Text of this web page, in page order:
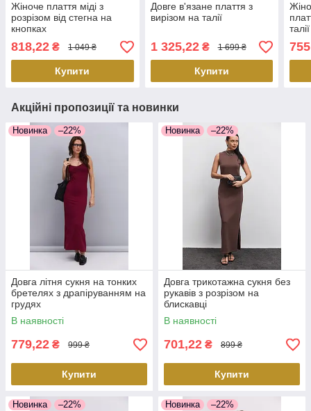
Жіноче плаття міді з
розрізом від стегна на
кнопках
818,22 ₴ 1 049 ₴
Купити
Довге в'язане плаття з
вирізом на талії
1 325,22₴ 1 699 ₴
Купити
Акційні пропозиції та новинки
Новинка –22%
Довга літня сукня на тонких
бретелях з драпіруванням на
грудях
В наявності
779,22 ₴ 999 ₴
Купити
Новинка –22%
Довга трикотажна сукня без
рукавів з розрізом на
блискавці
В наявності
701,22 ₴ 899 ₴
Купити
Новинка –22% Новинка –22%